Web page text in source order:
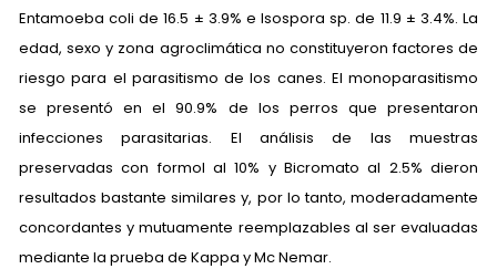
Entamoeba coli de 16.5 ± 3.9% e Isospora sp. de 11.9 ± 3.4%. La
edad, sexo y zona agroclimática no constituyeron factores de
riesgo para el parasitismo de los canes. El monoparasitismo
se presentó en el 90.9% de los perros que presentaron
infecciones parasitarias. El análisis de las muestras
preservadas con formol al 10% y Bicromato al 2.5% dieron
resultados bastante similares y, por lo tanto, moderadamente
concordantes y mutuamente reemplazables al ser evaluadas
mediante la prueba de Kappa y Mc Nemar.